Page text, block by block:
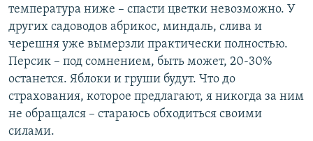
температура ниже – спасти цветки невозможно. У
других садоводов абрикос, миндаль, слива и
черешня уже вымерзли практически полностью.
Персик – под сомнением, быть может, 20-30%
останется. Яблоки и груши будут. Что до
страхования, которое предлагают, я никогда за ним
не обращался – стараюсь обходиться своими
силами.